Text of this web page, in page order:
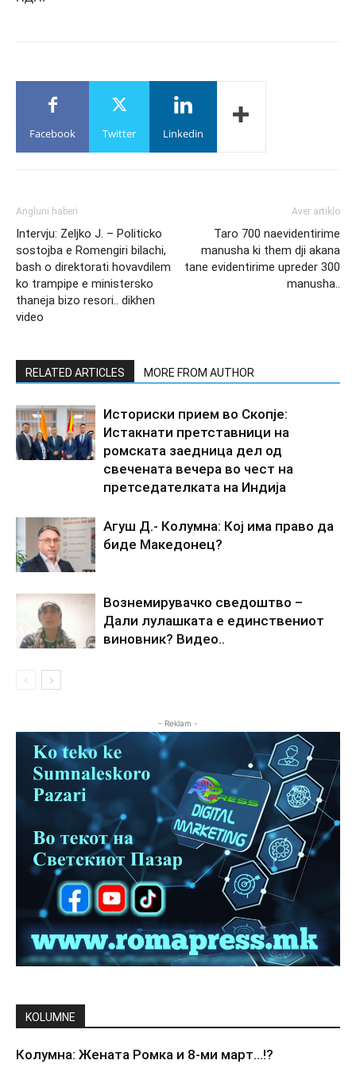
Facebook Twitter Linkedin
Angluni haberi
Intervju: Zeljko J. – Politicko
sostojba e Romengiri bilachi,
bash o direktorati hovavdilem
ko trampipe e ministersko
thaneja bizo resori.. dikhen
video
Aver artiklo
Taro 700 naevidentirime
manusha ki them dji akana
tane evidentirime upreder 300
manusha..
RELATED ARTICLES MORE FROM AUTHOR
Историски прием во Скопје:
Истакнати претставници на
ромската заедница дел од
свечената вечера во чест на
претседателката на Индија
Агуш Д.- Колумна: Кој има право да
биде Македонец?
Вознемирувачко сведоштво –
Дали лулашката е единствениот
виновник? Видео..
- Reklam -
KOLUMNE
Колумна: Жената Ромка и 8-ми март…!?